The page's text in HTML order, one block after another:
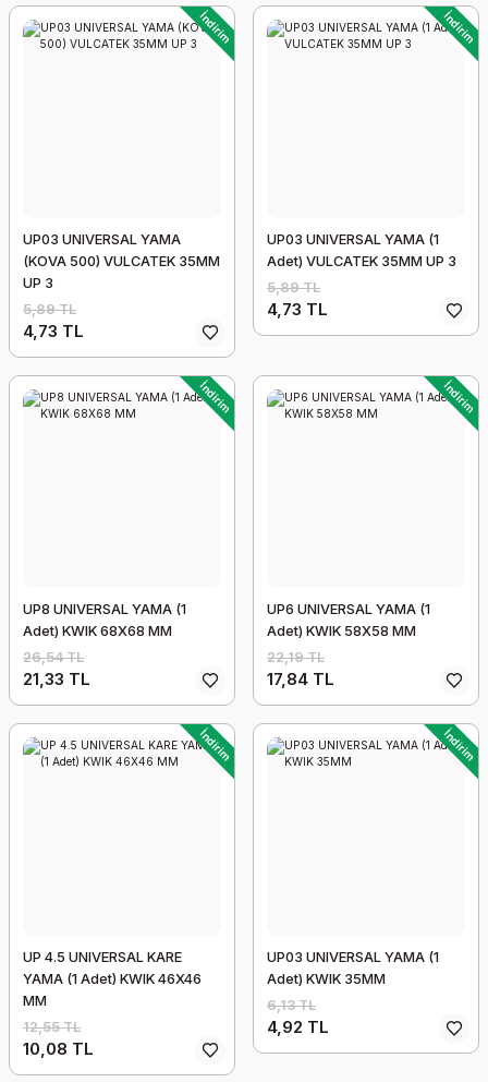
İndirim
UP03 UNIVERSAL YAMA
(KOVA 500) VULCATEK 35MM
UP 3
5,89 TL
4,73 TL
İndirim
UP03 UNIVERSAL YAMA (1
Adet) VULCATEK 35MM UP 3
5,89 TL
4,73 TL
İndirim
UP8 UNIVERSAL YAMA (1
Adet) KWIK 68X68 MM
26,54 TL
21,33 TL
İndirim
UP6 UNIVERSAL YAMA (1
Adet) KWIK 58X58 MM
22,19 TL
17,84 TL
İndirim
UP 4.5 UNIVERSAL KARE
YAMA (1 Adet) KWIK 46X46
MM
12,55 TL
10,08 TL
İndirim
UP03 UNIVERSAL YAMA (1
Adet) KWIK 35MM
6,13 TL
4,92 TL